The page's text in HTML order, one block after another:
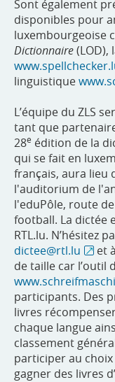
Sont également
disponibles pour
luxembourgeoise
Dictionnaire
linguistique
L’équipe du ZLS
tant que
28e édition de la
qui se fait en
français, aura lieu
l'auditorium de
l'eduPôle, route
football. La dictée
RTL.lu. N’hésitez
dictee@rtl.lu
et
de taille car l’outil
participants. Des
livres
chaque langue
classement
participer au
gagner des livres